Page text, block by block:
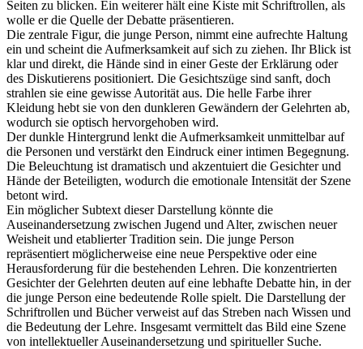
Seiten zu blicken. Ein weiterer hält eine Kiste mit Schriftrollen, als
wolle er die Quelle der Debatte präsentieren.
Die zentrale Figur, die junge Person, nimmt eine aufrechte Haltung
ein und scheint die Aufmerksamkeit auf sich zu ziehen. Ihr Blick ist
klar und direkt, die Hände sind in einer Geste der Erklärung oder
des Diskutierens positioniert. Die Gesichtszüge sind sanft, doch
strahlen sie eine gewisse Autorität aus. Die helle Farbe ihrer
Kleidung hebt sie von den dunkleren Gewändern der Gelehrten ab,
wodurch sie optisch hervorgehoben wird.
Der dunkle Hintergrund lenkt die Aufmerksamkeit unmittelbar auf
die Personen und verstärkt den Eindruck einer intimen Begegnung.
Die Beleuchtung ist dramatisch und akzentuiert die Gesichter und
Hände der Beteiligten, wodurch die emotionale Intensität der Szene
betont wird.
Ein möglicher Subtext dieser Darstellung könnte die
Auseinandersetzung zwischen Jugend und Alter, zwischen neuer
Weisheit und etablierter Tradition sein. Die junge Person
repräsentiert möglicherweise eine neue Perspektive oder eine
Herausforderung für die bestehenden Lehren. Die konzentrierten
Gesichter der Gelehrten deuten auf eine lebhafte Debatte hin, in der
die junge Person eine bedeutende Rolle spielt. Die Darstellung der
Schriftrollen und Bücher verweist auf das Streben nach Wissen und
die Bedeutung der Lehre. Insgesamt vermittelt das Bild eine Szene
von intellektueller Auseinandersetzung und spiritueller Suche.